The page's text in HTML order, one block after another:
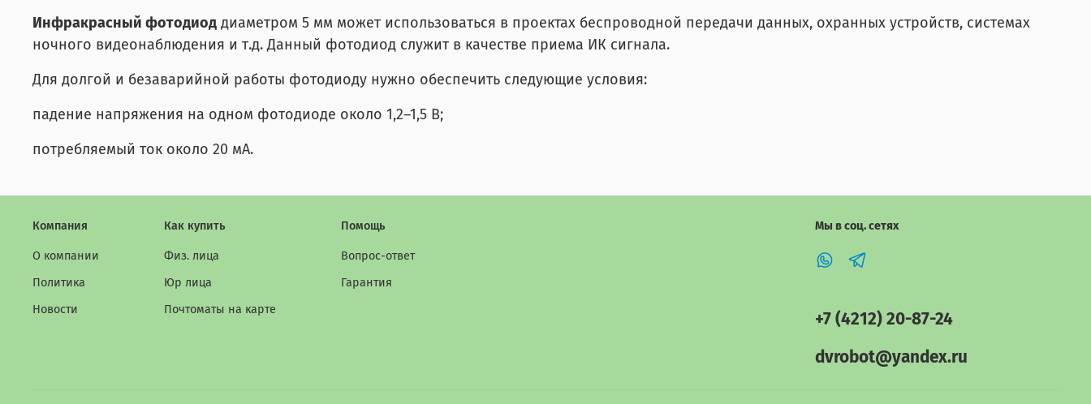
Инфракрасный фотодиод диаметром 5 мм может использоваться в проектах беспроводной передачи данных, охранных устройств, системах
ночного видеонаблюдения и т.д. Данный фотодиод служит в качестве приема ИК сигнала.
Для долгой и безаварийной работы фотодиоду нужно обеспечить следующие условия:
падение напряжения на одном фотодиоде около 1,2–1,5 В;
потребляемый ток около 20 мА.
Компания
О компании
Политика
Новости
Как купить
Физ. лица
Юр лица
Почтоматы на карте
Помощь
Вопрос-ответ
Гарантия
Мы в соц. сетях
+7 (4212) 20-87-24
dvrobot@yandex.ru